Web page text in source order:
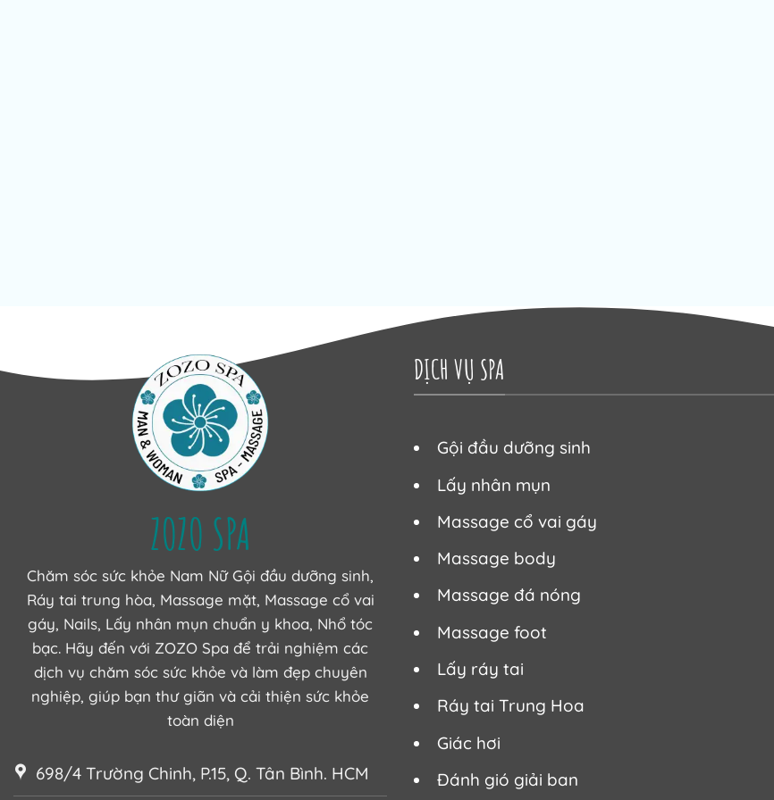
ZOZO SPA
Chăm sóc sức khỏe Nam Nữ Gội đầu dưỡng sinh,
Ráy tai trung hòa, Massage mặt, Massage cổ vai
gáy, Nails, Lấy nhân mụn chuẩn y khoa, Nhổ tóc
bạc. Hãy đến với ZOZO Spa để trải nghiệm các
dịch vụ chăm sóc sức khỏe và làm đẹp chuyên
nghiệp, giúp bạn thư giãn và cải thiện sức khỏe
toàn diện
698/4 Trường Chinh, P.15, Q. Tân Bình. HCM
DỊCH VỤ SPA
Gội đầu dưỡng sinh
Lấy nhân mụn
Massage cổ vai gáy
Massage body
Massage đá nóng
Massage foot
Lấy ráy tai
Ráy tai Trung Hoa
Giác hơi
Đánh gió giải ban